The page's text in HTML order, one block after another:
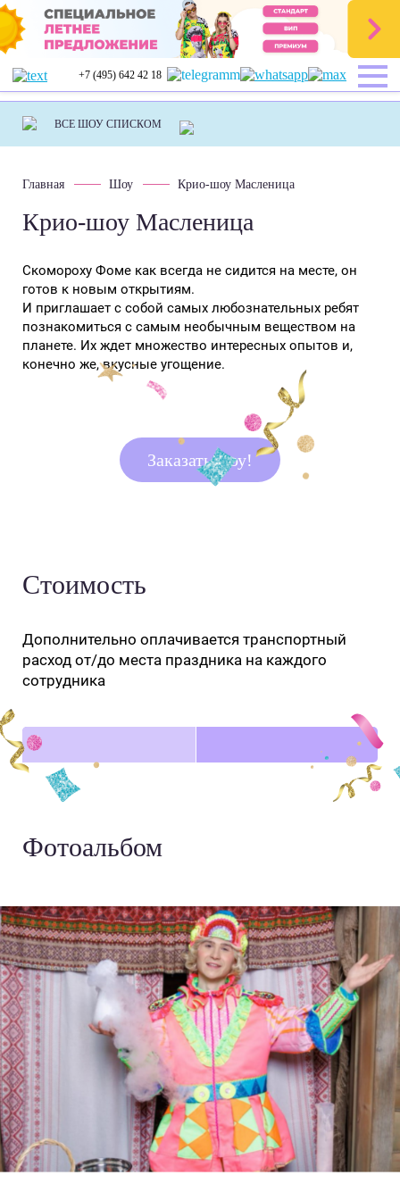
+7 (495) 642 42 18
Главная Шоу Крио-шоу Масленица
Крио-шоу Масленица
Скомороху Фоме как всегда не сидится на месте, он
готов к новым открытиям.
И приглашает с собой самых любознательных ребят
познакомиться с самым необычным веществом на
планете. Их ждет множество интересных опытов и,
конечно же, вкусные угощение.
Заказать шоу!
Стоимость
Дополнительно оплачивается транспортный
расход от/до места праздника на каждого
сотрудника
Фотоальбом